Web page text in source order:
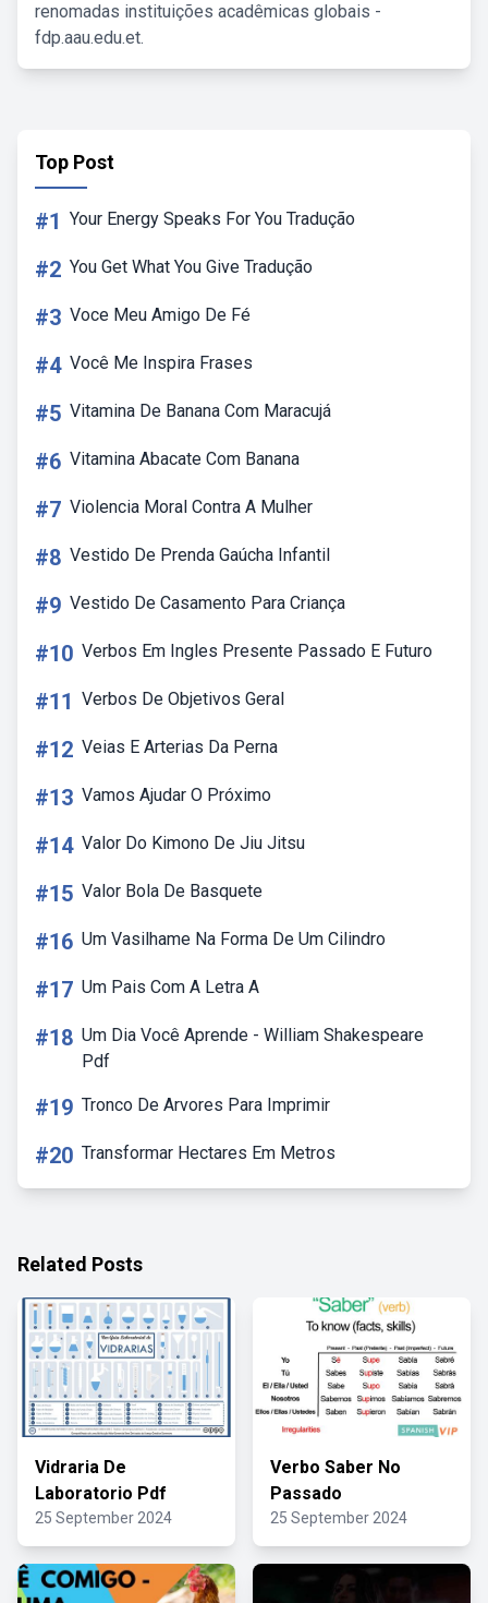
renomadas instituições acadêmicas globais -
fdp.aau.edu.et.
Top Post
#1 Your Energy Speaks For You Tradução
#2 You Get What You Give Tradução
#3 Voce Meu Amigo De Fé
#4 Você Me Inspira Frases
#5 Vitamina De Banana Com Maracujá
#6 Vitamina Abacate Com Banana
#7 Violencia Moral Contra A Mulher
#8 Vestido De Prenda Gaúcha Infantil
#9 Vestido De Casamento Para Criança
#10 Verbos Em Ingles Presente Passado E Futuro
#11 Verbos De Objetivos Geral
#12 Veias E Arterias Da Perna
#13 Vamos Ajudar O Próximo
#14 Valor Do Kimono De Jiu Jitsu
#15 Valor Bola De Basquete
#16 Um Vasilhame Na Forma De Um Cilindro
#17 Um Pais Com A Letra A
#18 Um Dia Você Aprende - William Shakespeare
Pdf
#19 Tronco De Arvores Para Imprimir
#20 Transformar Hectares Em Metros
Related Posts
Vidraria De
Laboratorio Pdf
25 September 2024
Verbo Saber No
Passado
25 September 2024